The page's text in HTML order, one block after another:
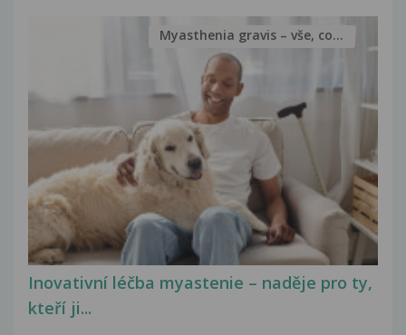
Inovativní léčba myastenie – naděje pro ty,
kteří ji...
Myasthenia gravis – vše, co...